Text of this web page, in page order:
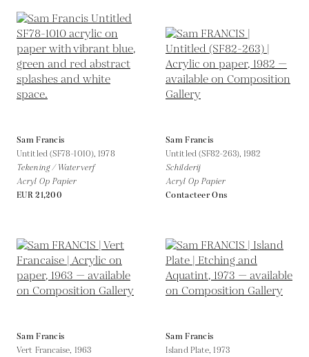
Sam Francis
Untitled (SF78-1010),1978
Tekening / Waterverf
Acryl Op Papier
EUR 21,200
Sam Francis
Untitled (SF82-263),1982
Schilderij
Acryl Op Papier
Contacteer Ons
Sam Francis
Vert Francaise, 1963
Sam Francis
Island Plate,1973